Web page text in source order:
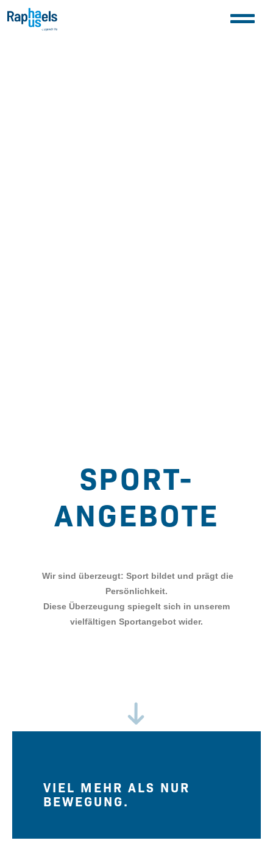
SPORT-
ANGEBOTE
Wir sind überzeugt: Sport bildet und prägt die
Persönlichkeit.
Diese Überzeugung spiegelt sich in unserem
vielfältigen Sportangebot wider.
VIEL MEHR ALS NUR
BEWEGUNG.